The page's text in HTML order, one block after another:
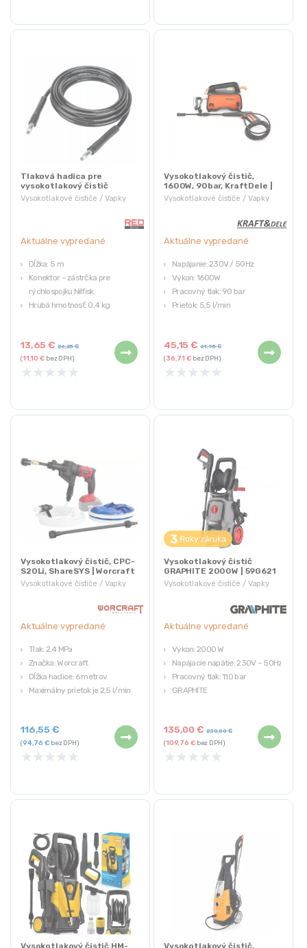
Vysokotlakové čističe / Vapky
Tlaková hadica pre
vysokotlakový čistič
RTMC0028-W1, 5M | RED
TECHNIC
Aktuálne vypredané
Dĺžka: 5 m
Konektor – zástrčka pre
rýchlospojku Nilfisk
Hrubá hmotnosť: 0,4 kg
13,65€ 26,25€
(11,10€bez DPH)
★ ★ ★ ★ ★
Vysokotlakové čističe / Vapky
Vysokotlakový čistič,
1600W, 90bar, KraftDele |
KD437
Aktuálne vypredané
Napájanie: 230V / 50Hz
Výkon: 1600W
Pracovný tlak: 90 bar
Prietok: 5,5 l/min
45,15€ 61,95€
(36,71€bez DPH)
★ ★ ★ ★ ★
Vysokotlakové čističe / Vapky
Vysokotlakový čistič, CPC-
S20Li, ShareSYS | Worcraft
Aktuálne vypredané
Tlak: 2,4 MPa
Značka: Worcraft
Dĺžka hadice: 6 metrov
Maximálny prietok je 2,5 l/min
116,55€
(94,76€bez DPH)
★ ★ ★ ★ ★
Vysokotlakové čističe / Vapky
Vysokotlakový čistič
GRAPHITE 2000W | 59G621
Aktuálne vypredané
Výkon: 2000 W
Napájacie napätie: 230V ~ 50Hz
Pracovný tlak: 110 bar
GRAPHITE
135,00€ 230,00€
(109,76 €bez DPH)
★ ★ ★ ★ ★